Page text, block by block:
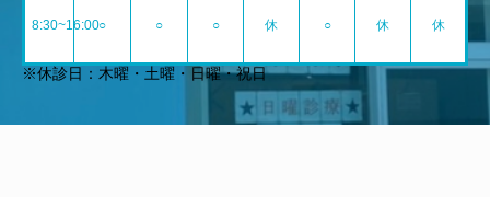
8:30~16:00○ ○ ○ 休 ○ 休 休
※休診日：木曜・土曜・日曜・祝日